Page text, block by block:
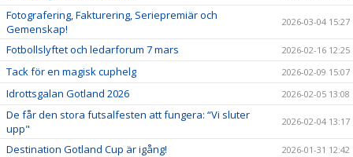
Fotografering, Fakturering, Seriepremiär och
Gemenskap!
2026-03-04 15:27
Fotbollslyftet och ledarforum 7 mars 2026-02-16 12:25
Tack för en magisk cuphelg 2026-02-09 15:07
Idrottsgalan Gotland 2026 2026-02-05 13:08
De får den stora futsalfesten att fungera: “Vi sluter
upp"
2026-02-04 13:17
Destination Gotland Cup är igång! 2026-01-31 12:42